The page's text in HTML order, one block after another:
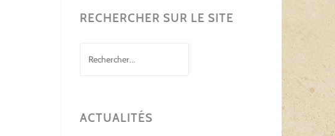
RECHERCHER SUR LE SITE
ACTUALITÉS